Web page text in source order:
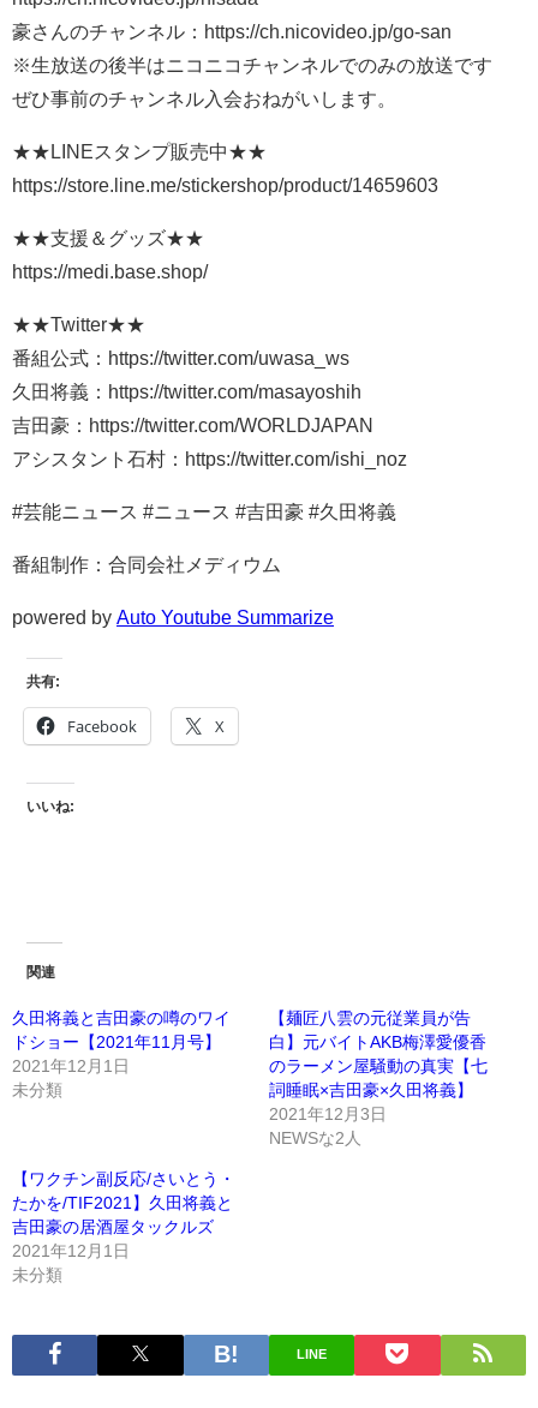
豪さんのチャンネル：https://ch.nicovideo.jp/go-san
※生放送の後半はニコニコチャンネルでのみの放送です
ぜひ事前のチャンネル入会おねがいします。
★★LINEスタンプ販売中★★
https://store.line.me/stickershop/product/14659603
★★支援＆グッズ★★
https://medi.base.shop/
★★Twitter★★
番組公式：https://twitter.com/uwasa_ws
久田将義：https://twitter.com/masayoshih
吉田豪：https://twitter.com/WORLDJAPAN
アシスタント石村：https://twitter.com/ishi_noz
#芸能ニュース #ニュース #吉田豪 #久田将義
番組制作：合同会社メディウム
powered by Auto Youtube Summarize
共有:
Facebook X
いいね:
関連
久田将義と吉田豪の噂のワイ
ドショー【2021年11月号】
2021年12月1日
未分類
【麺匠八雲の元従業員が告
白】元バイトAKB梅澤愛優香
のラーメン屋騒動の真実【七
詞睡眠×吉田豪×久田将義】
2021年12月3日
NEWSな2人
【ワクチン副反応/さいとう・
たかを/TIF2021】久田将義と
吉田豪の居酒屋タックルズ
2021年12月1日
未分類
LINE